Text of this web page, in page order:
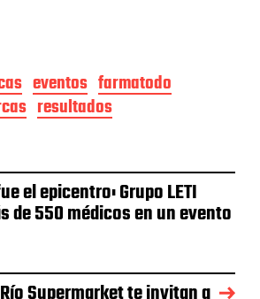
eventos farmatodo
resultados
el epicentro: Grupo LETI
de 550 médicos en un evento